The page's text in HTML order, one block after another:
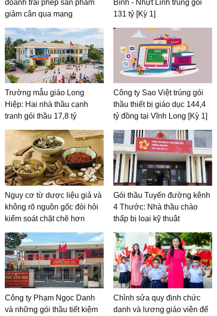
doanh trái phép sản phẩm
giảm cân qua mạng
Bình - Nhựt Linh trúng gói
131 tỷ [Kỳ 1]
Trường mẫu giáo Long
Hiệp: Hai nhà thầu cạnh
tranh gói thầu 17,8 tỷ
Công ty Sao Việt trúng gói
thầu thiết bị giáo dục 144,4
tỷ đồng tại Vĩnh Long [Kỳ 1]
Nguy cơ từ dược liệu giả và
không rõ nguồn gốc đòi hỏi
kiểm soát chặt chẽ hơn
Gói thầu Tuyến đường kênh
4 Thước: Nhà thầu chào
thấp bị loại kỹ thuật
Công ty Phạm Ngọc Danh
và những gói thầu tiết kiệm
Chỉnh sửa quy định chức
danh và lương giáo viên để